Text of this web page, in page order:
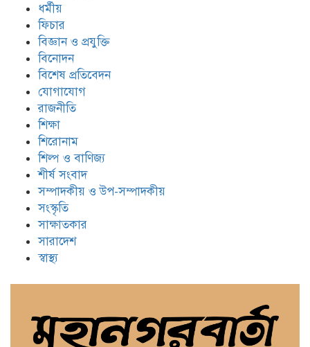
ধর্মীয়
ফিচার
বিজ্ঞান ও প্রযুক্তি
বিনোদন
বিশেষ প্রতিবেদন
যোগাযোগ
রাজনীতি
শিক্ষা
শিরোনাম
শিল্প ও বাণিজ্য
শীর্ষ সংবাদ
সম্পাদকীয় ও উপ-সম্পাদকীয়
সংস্কৃতি
সাক্ষাতকার
সারাদেশ
স্বাস্থ্য